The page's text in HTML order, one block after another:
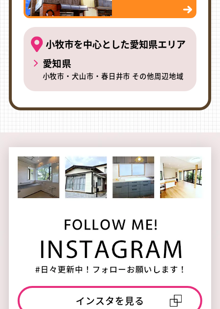
小牧市を中心とした愛知県エリア
愛知県
小牧市・犬山市・春日井市 その他周辺地域
インスタを見る